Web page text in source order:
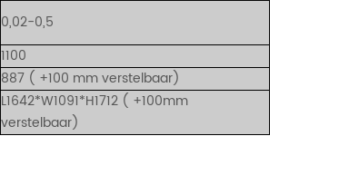
0,02-0,5
1100
887 ( +100 mm verstelbaar)
L1642*W1091*H1712 ( +100mm
verstelbaar)